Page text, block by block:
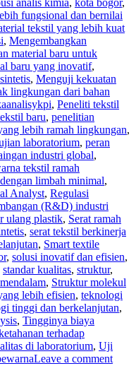
fungsional dan bernilai
tekstil yang lebih kuat
, Mengembangkan
material baru untuk
baru yang inovatif,
, Menguji kekuatan
lingkungan dari bahan
, Peneliti tekstil
baru, penelitian
lebih ramah lingkungan,
laboratorium, peran
industri global,
tekstil ramah
limbah minimal,
Analyst, Regulasi
(R&D) industri
ulang plastik, Serat ramah
, serat tekstil berkinerja
, Smart textile
, solusi inovatif dan efisien,
standar kualitas, struktur,
, Struktur molekul
lebih efisien, teknologi
tinggi dan berkelanjutan,
, Tingginya biaya
terhadap
di laboratorium, Uji
Leave a comment